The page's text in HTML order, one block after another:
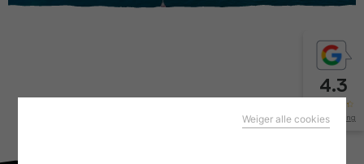
Weiger alle cookies
4.3
2575 mening